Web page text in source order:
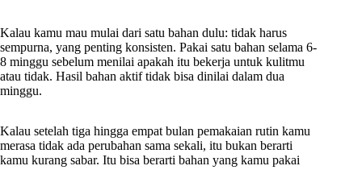
Kalau kamu mau mulai dari satu bahan dulu: tidak harus
sempurna, yang penting konsisten. Pakai satu bahan selama 6-
8 minggu sebelum menilai apakah itu bekerja untuk kulitmu
atau tidak. Hasil bahan aktif tidak bisa dinilai dalam dua
minggu.
Kalau setelah tiga hingga empat bulan pemakaian rutin kamu
merasa tidak ada perubahan sama sekali, itu bukan berarti
kamu kurang sabar. Itu bisa berarti bahan yang kamu pakai